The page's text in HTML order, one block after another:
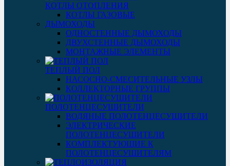
КОТЛЫ ОТОПЛЕНИЯ
КОТЛЫ ГАЗОВЫЕ
ДЫМОХОДЫ
ОДНОСТЕННЫЕ ДЫМОХОДЫ
ДВУХСТЕННЫЕ ДЫМОХОДЫ
МОНТАЖНЫЕ ЭЛЕМЕНТЫ
ТЕПЛЫЙ ПОЛ
НАСОСНО-СМЕСИТЕЛЬНЫЕ УЗЛЫ
КОЛЛЕКТОРНЫЕ ГРУППЫ
ПОЛОТЕНЦЕСУШИТЕЛИ
ВОДЯНЫЕ ПОЛОТЕНЦЕСУШИТЕЛИ
ЭЛЕКТРИЧЕСКИЕ
ПОЛОТЕНЦЕСУШИТЕЛИ
КОМПЛЕКТУЮЩИЕ К
ПОЛОТЕНЦЕСУШИТЕЛЯМ